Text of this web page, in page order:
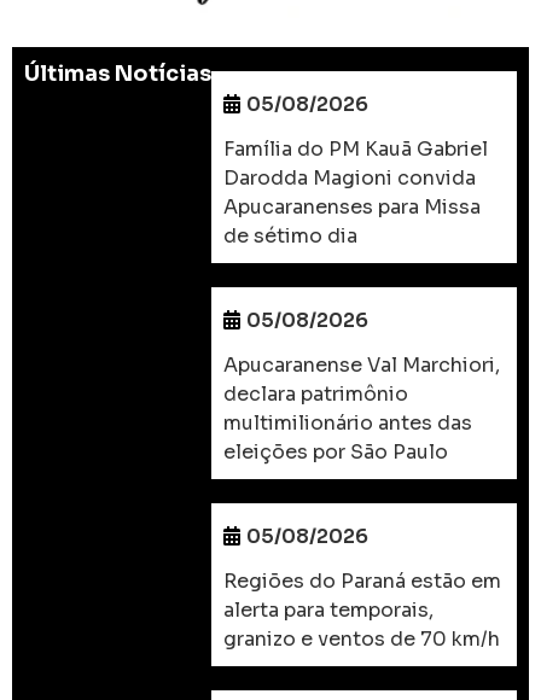
Últimas Notícias
05/08/2026
Família do PM Kauã Gabriel
Darodda Magioni convida
Apucaranenses para Missa
de sétimo dia
05/08/2026
Apucaranense Val Marchiori,
declara patrimônio
multimilionário antes das
eleições por São Paulo
05/08/2026
Regiões do Paraná estão em
alerta para temporais,
granizo e ventos de 70 km/h